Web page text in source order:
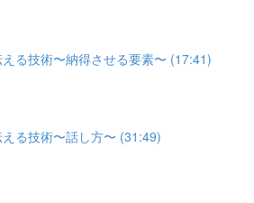
る技術〜納得させる要素〜 (17:41)
る技術〜話し方〜 (31:49)